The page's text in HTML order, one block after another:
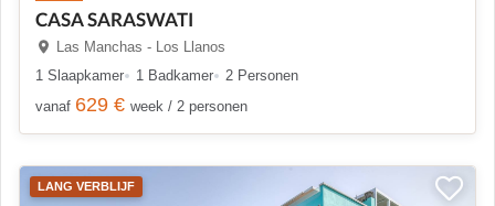
CASA SARASWATI
Las Manchas - Los Llanos
1 Slaapkamer
1 Badkamer
2 Personen
vanaf 629 € week / 2 personen
LANG VERBLIJF